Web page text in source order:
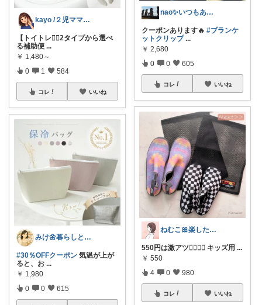
kayo /２児ママ・子育てグッズ🌿
【トイトレ❤️‍🔥2タイプから選べ
る補助便 ...
￥ 1,480～
0 1 584
コレ いいね
みけ🌼暮らしとキッチン
#30％OFFクーポン 気温が上が
ると、お ...
￥ 1,980
0 0 615
nao✨いつもありがとう😊
クーポンあります🔥 #ブランケ
ットクリップ ...
￥ 2,680
0 0 605
コレ いいね
ねむこ🎀楽したいママの購入品ほぼオリ写
550円は激アツ❤️‍🔥❤️‍🔥 キッズ用 ...
￥ 550
4 0 980
コレ いいね